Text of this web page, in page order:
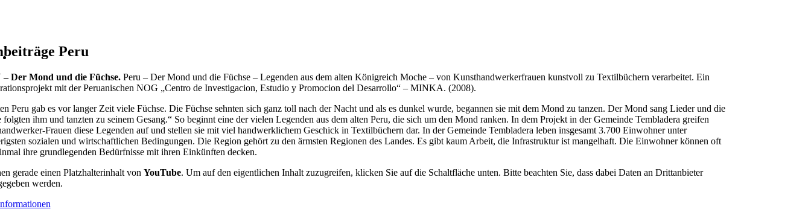
Peru
– Der Mond und die Füchse.Peru – Der Mond und die Füchse – Legenden aus dem alten Königreich Moche – von Kunsthandwerkerfrauen kunstvoll zu Textilbüchern verarbeitet. Ein
mit der Peruanischen NOG „Centro de Investigacion, Estudio y Promocion del Desarrollo“ – MINKA. (2008).
Peru gab es vor langer Zeit viele Füchse. Die Füchse sehnten sich ganz toll nach der Nacht und als es dunkel wurde, begannen sie mit dem Mond zu tanzen. Der Mond sang Lieder und die
folgten ihm und tanzten zu seinem Gesang.“ So beginnt eine der vielen Legenden aus dem alten Peru, die sich um den Mond ranken. In dem Projekt in der Gemeinde Tembladera greifen
Frauen diese Legenden auf und stellen sie mit viel handwerklichem Geschick in Textilbüchern dar. In der Gemeinde Tembladera leben insgesamt 3.700 Einwohner unter
sozialen und wirtschaftlichen Bedingungen. Die Region gehört zu den ärmsten Regionen des Landes. Es gibt kaum Arbeit, die Infrastruktur ist mangelhaft. Die Einwohner können oft
ihre grundlegenden Bedürfnisse mit ihren Einkünften decken.
gerade einen Platzhalterinhalt von YouTube. Um auf den eigentlichen Inhalt zuzugreifen, klicken Sie auf die Schaltfläche unten. Bitte beachten Sie, dass dabei Daten an Drittanbieter
werden.